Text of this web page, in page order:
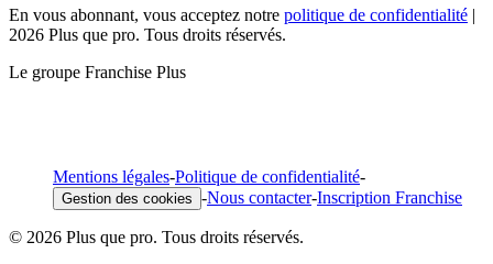
En vous abonnant, vous acceptez notre politique de confidentialité |
2026 Plus que pro. Tous droits réservés.
Le groupe Franchise Plus
Mentions légales-Politique de confidentialité-
Gestion des cookies -Nous contacter-Inscription Franchise
© 2026 Plus que pro. Tous droits réservés.